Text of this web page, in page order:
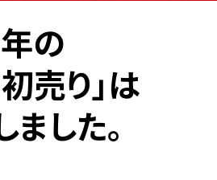
の
売り」は
した。